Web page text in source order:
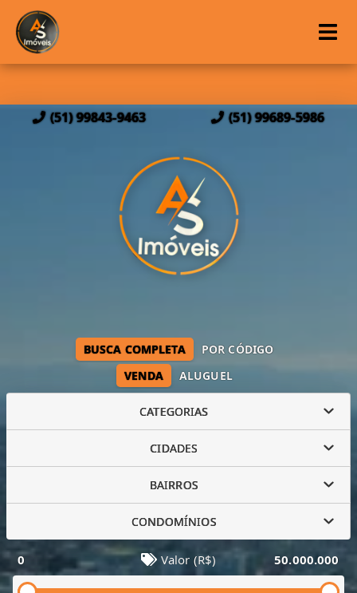
(51) 99843-9463 (51) 99689-5986
VENDA ALUGUEL
BUSCA COMPLETA POR CÓDIGO
CATEGORIAS
CIDADES
BAIRROS
CONDOMÍNIOS
0 Valor (R$) 50.000.000